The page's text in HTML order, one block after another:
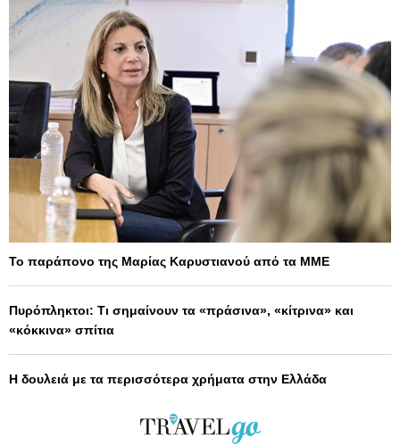
Το παράπονο της Μαρίας Καρυστιανού από τα ΜΜΕ
Πυρόπληκτοι: Τι σημαίνουν τα «πράσινα», «κίτρινα» και
«κόκκινα» σπίτια
Η δουλειά με τα περισσότερα χρήματα στην Ελλάδα